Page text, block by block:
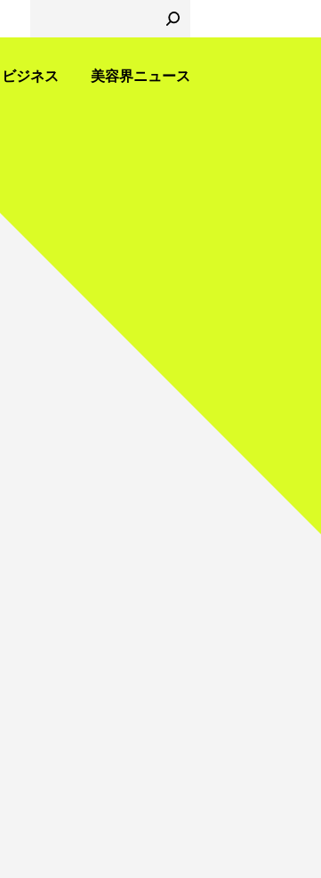
ビジネス 美容界ニュース